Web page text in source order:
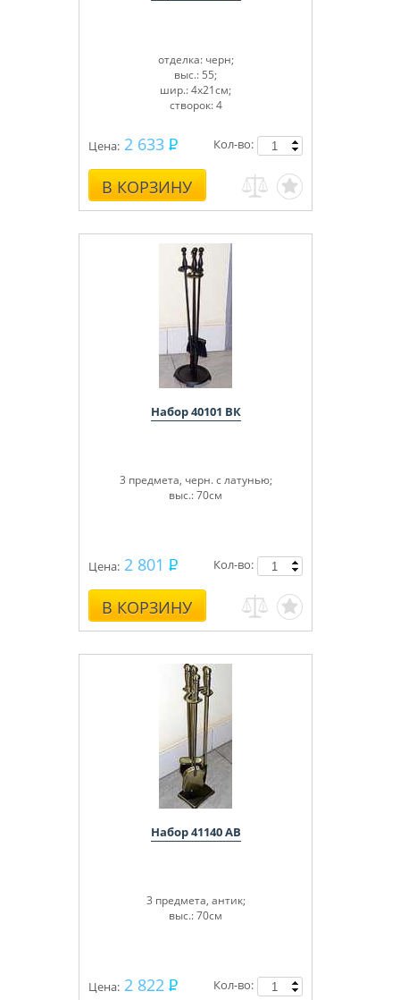
отделка: черн;
выс.: 55;
шир.: 4х21см;
створок: 4
Цена: 2 633
В КОРЗИНУ
Кол-во:
Набор 40101 ВК
3 предмета, черн. с латунью;
выс.: 70см
Цена: 2 801
В КОРЗИНУ
Кол-во:
Набор 41140 АВ
3 предмета, антик;
выс.: 70см
Цена: 2 822
Кол-во: